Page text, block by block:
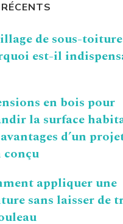
de sous-
est-il
en bois pour
la surface
d’un
conçu
appliquer une
sans laisser de